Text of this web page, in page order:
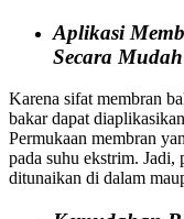
Aplikasi
Secara Mudah
Karena sifat membran
bakar dapat
Permukaan membran
pada suhu ekstrim. Jadi,
ditunaikan di dalam